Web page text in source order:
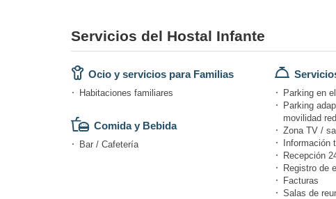
Servicios del Hostal Infante
Ocio y servicios para Familias
Habitaciones familiares
Comida y Bebida
Bar / Cafetería
Parking en
Parking
movilidad
Zona TV /
Información
Recepción
Registro de
Facturas
Salas de